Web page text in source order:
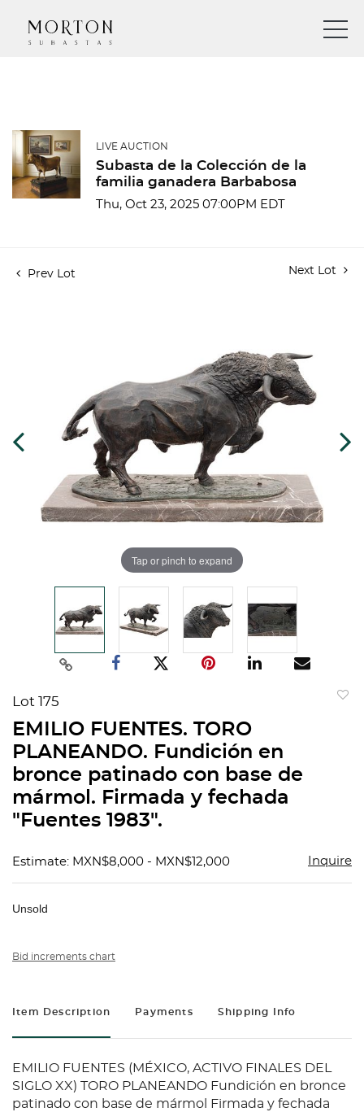
LIVE AUCTION
Subasta de la Colección de la
familia ganadera Barbabosa
Thu, Oct 23, 2025 07:00PM EDT
Prev Lot Next Lot
Tap or pinch to expand
Lot 175
EMILIO FUENTES. TORO
PLANEANDO. Fundición en
bronce patinado con base de
mármol. Firmada y fechada
"Fuentes 1983".
Estimate: MXN$8,000 - MXN$12,000 Inquire
Unsold
Bid increments chart
Item Description Payments Shipping Info
EMILIO FUENTES (MÉXICO, ACTIVO FINALES DEL
SIGLO XX) TORO PLANEANDO Fundición en bronce
patinado con base de mármol Firmada y fechada